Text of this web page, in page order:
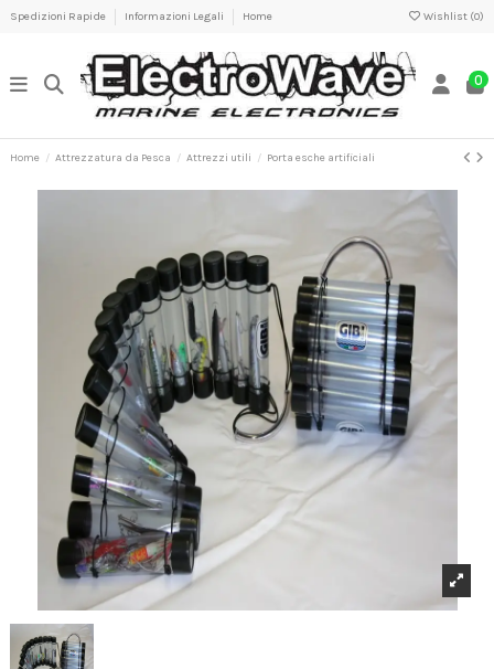
Spedizioni Rapide Informazioni Legali Home Wishlist (0)
0
Home Attrezzatura da Pesca Attrezzi utili Porta esche artificiali